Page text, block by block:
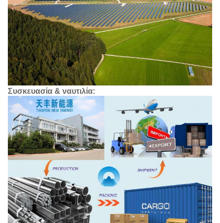
Συσκευασία & ναυτιλία: